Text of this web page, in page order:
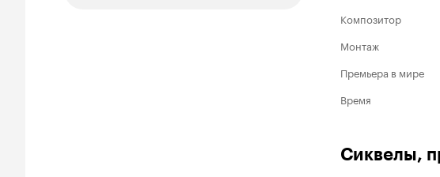
Композитор
Монтаж
Премьера в мире
Время
Сиквелы,